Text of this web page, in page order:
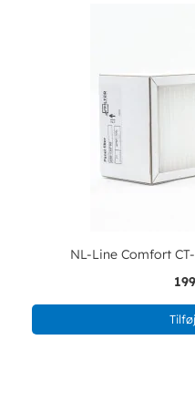
NL-Line Comfort